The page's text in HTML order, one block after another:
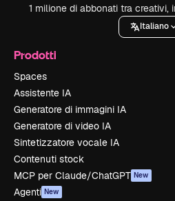
1 milione di abbonati tra creativi,
Italiano
Prodotti
Spaces
Assistente IA
Generatore di immagini IA
Generatore di video IA
Sintetizzatore vocale IA
Contenuti stock
MCP per Claude/ChatGPT New
Agenti New